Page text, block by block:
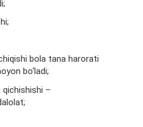
bola tana harorati
bo‘ladi;
qichishishi –